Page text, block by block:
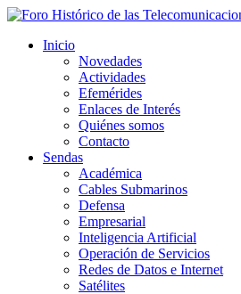
Inicio
Novedades
Actividades
Efemérides
Enlaces de Interés
Quiénes somos
Contacto
Sendas
Académica
Cables Submarinos
Defensa
Empresarial
Inteligencia Artificial
Operación de Servicios
Redes de Datos e Internet
Satélites